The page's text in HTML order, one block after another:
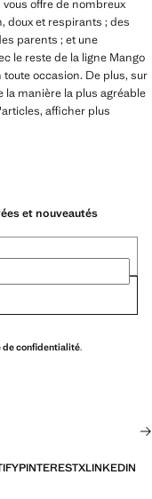
offre de nombreux
doux et respirants ; des
parents ; et une
le reste de la ligne Mango
occasion. De plus, sur
la manière la plus agréable
afficher plus
et nouveautés
de confidentialité.
PINTERESTXLINKEDIN